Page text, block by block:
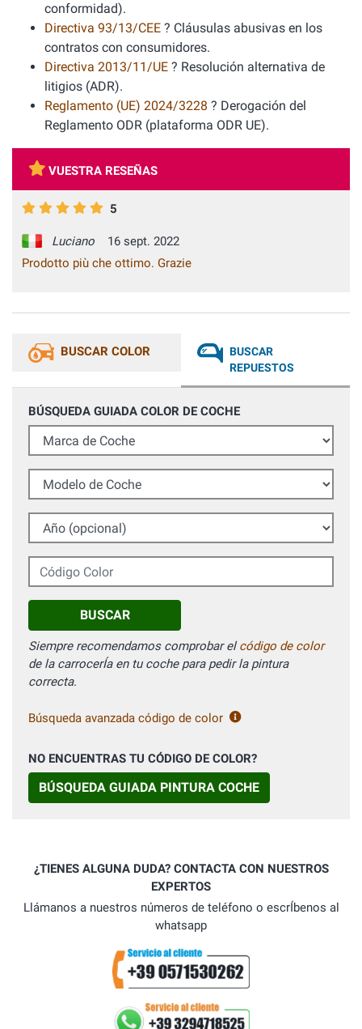
conformidad).
Directiva 93/13/CEE ? Cláusulas abusivas en los
contratos con consumidores.
Directiva 2013/11/UE ? Resolución alternativa de
litigios (ADR).
Reglamento (UE) 2024/3228 ? Derogación del
Reglamento ODR (plataforma ODR UE).
VUESTRA RESEÑAS
5
Luciano
16 sept. 2022
Prodotto più che ottimo. Grazie
BUSCAR COLOR
BUSCAR
REPUESTOS
BÚSQUEDA GUIADA COLOR DE COCHE
Marca de Coche
Modelo de Coche
Año (opcional)
Código Color
BUSCAR
Siempre recomendamos comprobar elcódigo de color
de la carrocerÍa en tu coche para pedir la pintura
correcta.
Búsqueda avanzada código de color
NO ENCUENTRAS TU CÓDIGO DE COLOR?
BÚSQUEDA GUIADA PINTURA COCHE
¿TIENES ALGUNA DUDA? CONTACTA CON NUESTROS
EXPERTOS
Llámanos a nuestros números de teléfono o escrÍbenos al
whatsapp